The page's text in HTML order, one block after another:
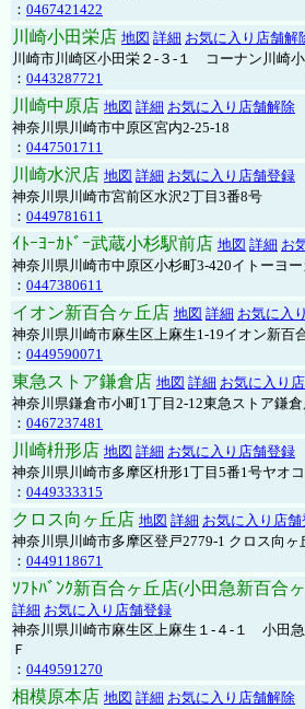
： 0467421422
川崎小田栄店 地図 詳細 お気に入り店舗解
川崎市川崎区小田栄２‐３‐１ コーナン川崎
： 0443287721
川崎中原店 地図 詳細 お気に入り店舗解除
神奈川県川崎市中原区宮内2-25-18
： 0447501711
川崎水沢店 地図 詳細 お気に入り店舗登録
神奈川県川崎市宮前区水沢2丁目3番8号
： 0449781611
ｲﾄｰﾖｰｶﾄﾞｰ武蔵小杉駅前店 地図 詳細 お
神奈川県川崎市中原区小杉町3-420イトーヨ
： 0447380611
イオン新百合ヶ丘店 地図 詳細 お気に入
神奈川県川崎市麻生区上麻生1-19イオン新百
： 0449590071
東急ストア鎌倉店 地図 詳細 お気に入り
神奈川県鎌倉市小町1丁目2-12東急ストア鎌
： 0467237481
川崎枡形店 地図 詳細 お気に入り店舗登録
神奈川県川崎市多摩区枡形1丁目5番1号ヤオ
： 0449333315
クロス向ヶ丘店 地図 詳細 お気に入り店舗
神奈川県川崎市多摩区登戸2779-1 クロス向ヶ
： 0449118671
ｿﾌﾄﾊﾞﾝｸ新百合ヶ丘店(小田急新百合
詳細 お気に入り店舗登録
神奈川県川崎市麻生区上麻生１-４-１ 小田
Ｆ
： 0449591270
相模原本店 地図 詳細 お気に入り店舗解除